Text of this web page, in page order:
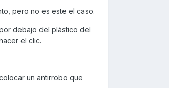
pero no es este el caso.
debajo del plástico del
el clic.
un antirrobo que